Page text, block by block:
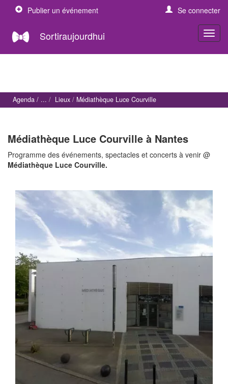
Publier un événement Se connecter
Sortiraujourdhui
Agenda Lieux Médiathèque Luce Courville
Médiathèque Luce Courville à Nantes
Programme des événements, spectacles et concerts à venir @
Médiathèque Luce Courville.